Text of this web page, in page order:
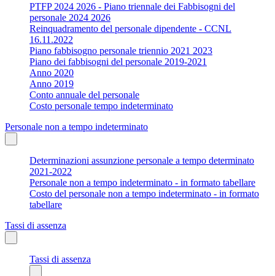
PTFP 2024 2026 - Piano triennale dei Fabbisogni del
personale 2024 2026
Reinquadramento del personale dipendente - CCNL
16.11.2022
Piano fabbisogno personale triennio 2021 2023
Piano dei fabbisogni del personale 2019-2021
Anno 2020
Anno 2019
Conto annuale del personale
Costo personale tempo indeterminato
Personale non a tempo indeterminato
Determinazioni assunzione personale a tempo determinato
2021-2022
Personale non a tempo indeterminato - in formato tabellare
Costo del personale non a tempo indeterminato - in formato
tabellare
Tassi di assenza
Tassi di assenza